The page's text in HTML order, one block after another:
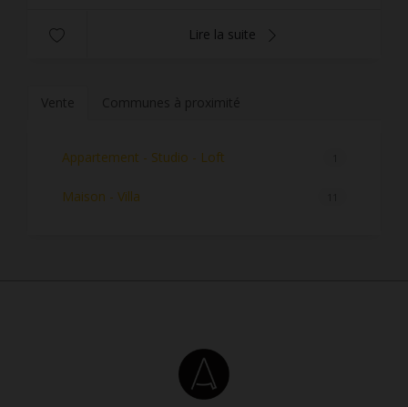
Lire la suite
Vente Communes à proximité
Appartement - Studio - Loft
Maison - Villa